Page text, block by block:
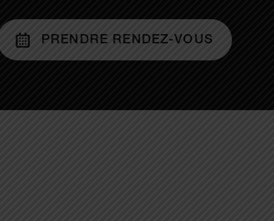
PRENDRE RENDEZ-VOUS